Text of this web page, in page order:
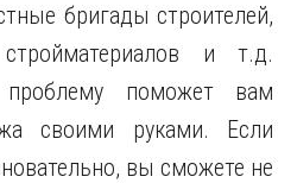
бригады строителей,
и т.д.
поможетвам
своими руками. Если
вы сможете не